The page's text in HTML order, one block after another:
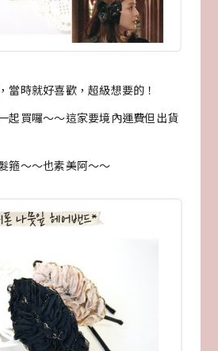
當時就好喜歡，超級想要的！
起買囉～～這家要境內運費但出貨
箍～～也素美阿～～